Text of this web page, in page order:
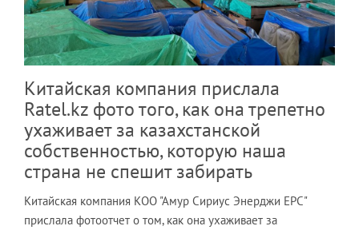
Китайская компания прислала
Ratel.kz фото того, как она трепетно
ухаживает за казахстанской
собственностью, которую наша
страна не спешит забирать
Китайская компания КОО "Амур Сириус Энерджи EPC"
прислала фотоотчет о том, как она ухаживает за